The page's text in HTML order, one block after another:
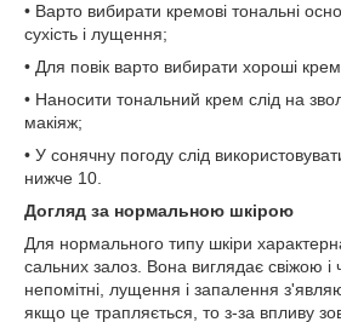
• Варто вибирати кремові тональні
сухість і лущення;
• Для повік варто вибирати хороші
• Наносити тональний крем слід на
макіяж;
• У сонячну погоду слід
нижче 10.
Догляд за нормальною шкірою
Для нормального типу шкіри
сальних залоз. Вона виглядає свіжою
непомітні, лущення і запалення
якщо це трапляється, то з-за впливу